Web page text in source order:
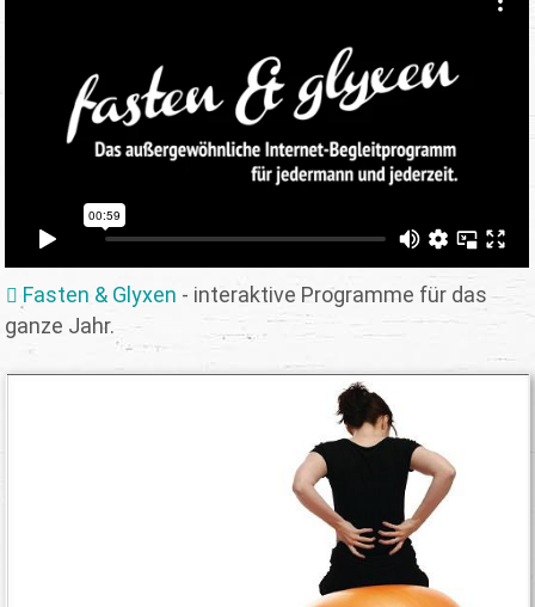
Fasten & Glyxen - interaktive Programme für das
ganze Jahr.